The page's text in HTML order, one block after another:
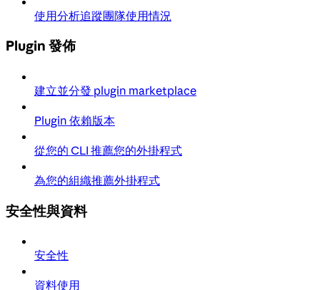
使用分析追蹤團隊使用情況
Plugin 發佈
建立並分發 plugin marketplace
Plugin 依賴版本
從您的 CLI 推薦您的外掛程式
為您的組織推薦外掛程式
安全性與資料
安全性
資料使用